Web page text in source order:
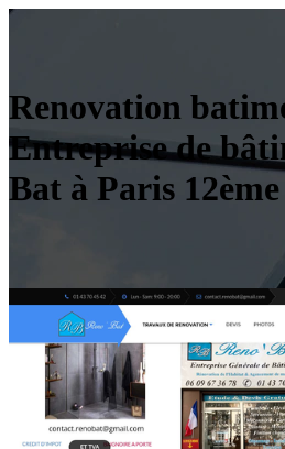
Renovation
Entreprise de
Bat à Paris 12ème